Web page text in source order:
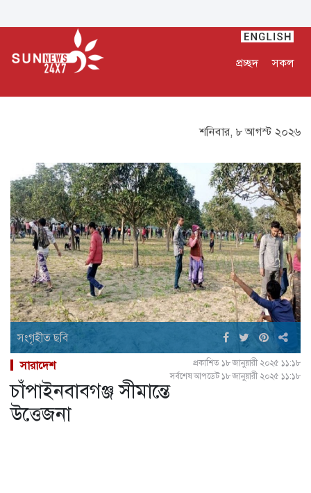
প্রচ্ছদ সকল
শনিবার, ৮ আগস্ট ২০২৬
সংগৃহীত ছবি
সারাদেশ
প্রকাশিত ১৮ জানুয়ারী ২০২৫ ১১:১৮
সর্বশেষ আপডেট ১৮ জানুয়ারী ২০২৫ ১১:১৮
চাঁপাইনবাবগঞ্জ সীমান্তে
উত্তেজনা